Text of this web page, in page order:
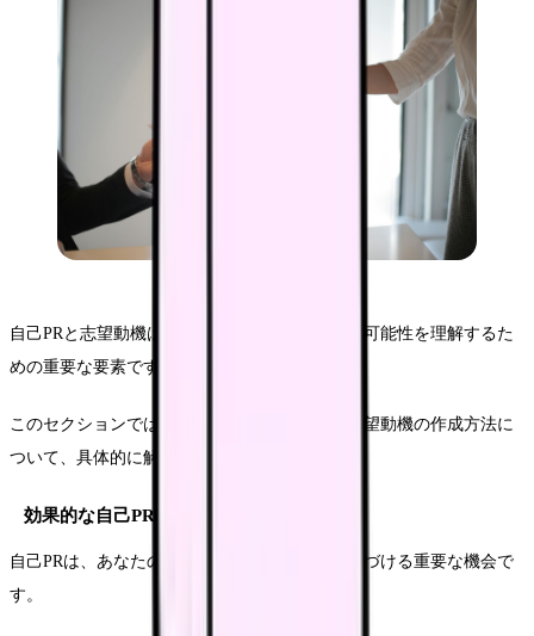
自己PRと志望動機は、面接官があなたの価値と可能性を理解するた
めの重要な要素です。
このセクションでは、説得力のある自己PRと志望動機の作成方法に
ついて、具体的に解説していきます。
効果的な自己PRの構築方法
自己PRは、あなたの強みと実績を面接官に印象づける重要な機会で
す。